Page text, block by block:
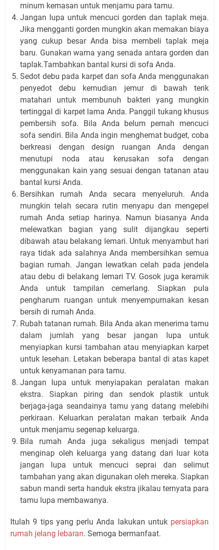
minum kemasan untuk menjamu para tamu.
Jangan lupa untuk mencuci gorden dan taplak meja.
Jika mengganti gorden mungkin akan memakan biaya
yang cukup besar Anda bisa membeli taplak meja
baru. Gunakan warna yang senada antara gorden dan
taplak.Tambahkan bantal kursi di sofa Anda.
Sedot debu pada karpet dan sofa Anda menggunakan
penyedot debu kemudian jemur di bawah terik
matahari untuk membunuh bakteri yang mungkin
tertinggal di karpet lama Anda. Panggil tukang khusus
pembersih sofa. Bila Anda belum pernah mencuci
sofa sendiri. Bila Anda ingin menghemat budget, coba
berkreasi dengan design ruangan Anda dengan
menutupi noda atau kerusakan sofa dengan
menggunakan kain yang sesuai dengan tatanan atau
bantal kursi Anda.
Bersihkan rumah Anda secara menyeluruh. Anda
mungkin telah secara rutin menyapu dan mengepel
rumah Anda setiap harinya. Namun biasanya Anda
melewatkan bagian yang sulit dijangkau seperti
dibawah atau belakang lemari. Untuk menyambut hari
raya tidak ada salahnya Anda membersihkan semua
bagian rumah. Jangan lewatkan celah pada jendela
atau debu di belakang lemari TV. Gosok juga keramik
Anda untuk tampilan cemerlang. Siapkan pula
pengharum ruangan untuk menyempurnakan kesan
bersih di rumah Anda.
Rubah tatanan rumah. Bila Anda akan menerima tamu
dalam jumlah yang besar jangan lupa untuk
menyiapkan kursi tambahan atau menyiapkan karpet
untuk lesehan. Letakan beberapa bantal di atas kapet
untuk kenyamanan para tamu.
Jangan lupa untuk menyiapakan peralatan makan
ekstra. Siapkan piring dan sendok plastik untuk
berjaga-jaga seandainya tamu yang datang melebihi
perkiraan. Keluarkan peralatan makan terbaik Anda
untuk menjamu segenap keluarga.
Bila rumah Anda juga sekaligus menjadi tempat
menginap oleh keluarga yang datang dari luar kota
jangan lupa untuk mencuci seprai dan selimut
tambahan yang akan digunakan oleh mereka. Siapkan
sabun mandi serta handuk ekstra jikalau ternyata para
tamu lupa membawanya.
Itulah 9 tips yang perlu Anda lakukan untuk persiapkan
rumah jelang lebaran. Semoga bermanfaat.